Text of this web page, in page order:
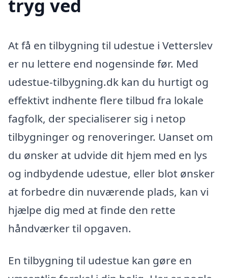
tryg ved
At få en tilbygning til udestue i Vetterslev
er nu lettere end nogensinde før. Med
udestue-tilbygning.dk kan du hurtigt og
effektivt indhente flere tilbud fra lokale
fagfolk, der specialiserer sig i netop
tilbygninger og renoveringer. Uanset om
du ønsker at udvide dit hjem med en lys
og indbydende udestue, eller blot ønsker
at forbedre din nuværende plads, kan vi
hjælpe dig med at finde den rette
håndværker til opgaven.
En tilbygning til udestue kan gøre en